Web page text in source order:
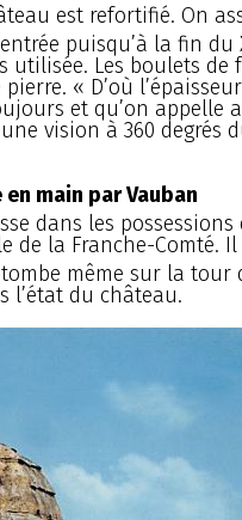
est refortifié. On
puisqu’à la fin du
utilisée. Les boulets
« D’où
et qu’on appelle
vision à 360 degrés
main par Vauban
dans les
de la Franche-Comté.
même sur la
l’état du château.